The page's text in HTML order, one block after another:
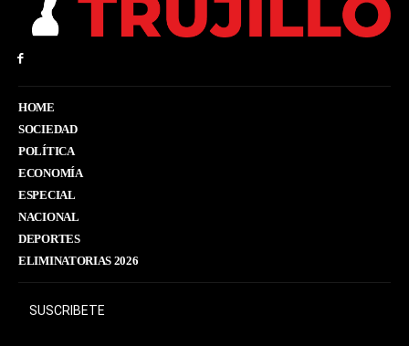
HOME
SOCIEDAD
POLÍTICA
ECONOMÍA
ESPECIAL
NACIONAL
DEPORTES
ELIMINATORIAS 2026
SUSCRIBETE